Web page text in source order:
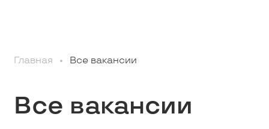
Студентам
Школьникам
Главная Все вакансии
Все вакансии